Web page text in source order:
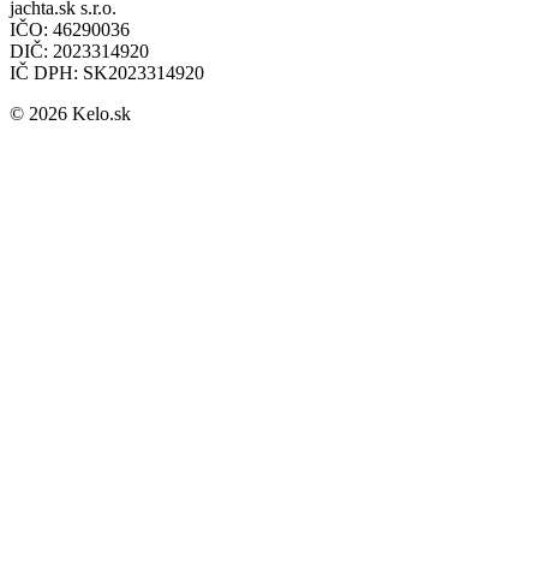
jachta.sk s.r.o.
IČO: 46290036
DIČ: 2023314920
IČ DPH: SK2023314920
© 2026 Kelo.sk